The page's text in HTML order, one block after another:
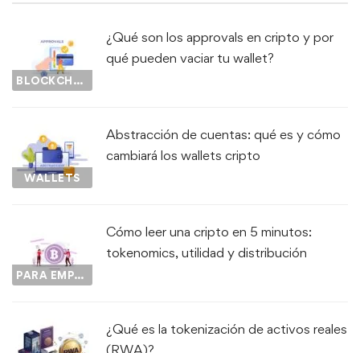
BLOCKCHAIN
¿Qué son los approvals en cripto y por
qué pueden vaciar tu wallet?
WALLETS
Abstracción de cuentas: qué es y cómo
cambiará los wallets cripto
PARA EMPEZAR...
Cómo leer una cripto en 5 minutos:
tokenomics, utilidad y distribución
¿Qué es la tokenización de activos reales
(RWA)?